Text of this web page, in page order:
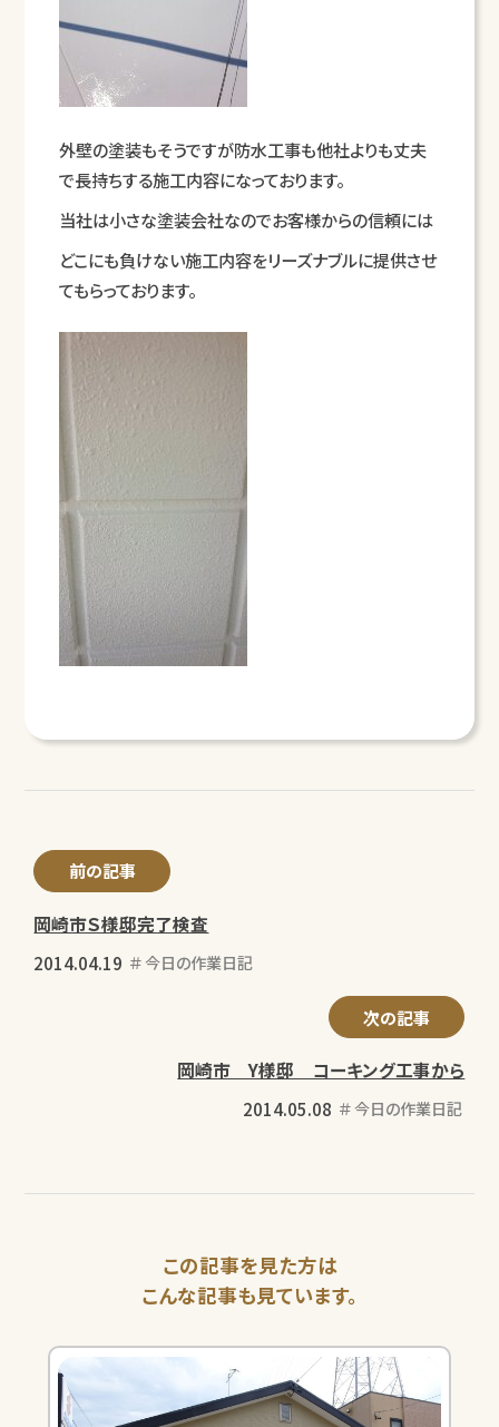
外壁の塗装もそうですが防水工事も他社よりも丈夫
で長持ちする施工内容になっております。
当社は小さな塗装会社なのでお客様からの信頼には
どこにも負けない施工内容をリーズナブルに提供させ
てもらっております。
前の記事
岡崎市Ｓ様邸完了検査
2014.04.19 今日の作業日記
次の記事
岡崎市 Y様邸 コーキング工事から
2014.05.08 今日の作業日記
この記事を見た方は
こんな記事も見ています。